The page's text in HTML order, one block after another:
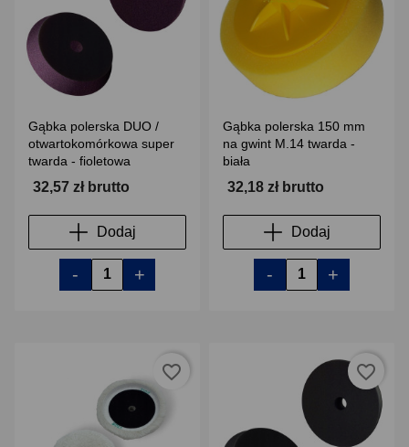
Gąbka polerska DUO /
otwartokomórkowa super
twarda - fioletowa
32,57 zł brutto
Dodaj
- +
Gąbka polerska 150 mm
na gwint M.14 twarda -
biała
32,18 zł brutto
Dodaj
- +
favorite_border favorite_border